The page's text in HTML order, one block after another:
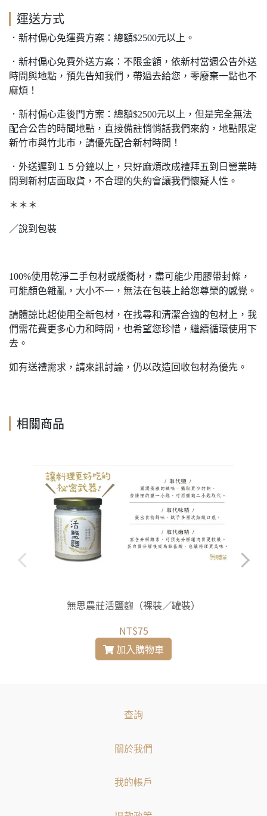
運送方式
．新村偏心免運費方案：總額$2500元以上。
．新村偏心免費外送方案：不限金額，依新村當週公告外送
時間與地點，預先告知我們，帶過去給您，零廢棄一點也不
麻煩！
．新村偏心走後門方案：總額$2500元以上，但是完全無法
配合公告的時間地點，直接備註悄悄話我們來約，地點限定
新竹市與竹北市，請優先配合新村時間！
．外送遲到１５分鐘以上，只好麻煩改成禮拜五到日營業時
間到新村店面取貨，不合理的失約會讓我們懷疑人性。
＊＊＊
／說到包裝
100%使用乾淨二手包材或緩衝材，盡可能少用膠帶封條，
可能顏色雜亂，大小不一，無法在包裝上給您尊榮的感覺。
請體諒比起使用全新包材，在找尋和清潔合適的包材上，我
們需花費更多心力和時間，也希望您珍惜，繼續循環使用下
去。
如有送禮需求，請來訊討論，仍以改造回收包材為優先。
相關商品
無思農莊活鹽麴（裸裝／罐裝）
NT$75
加入購物車
查詢
關於我們
我的帳戶